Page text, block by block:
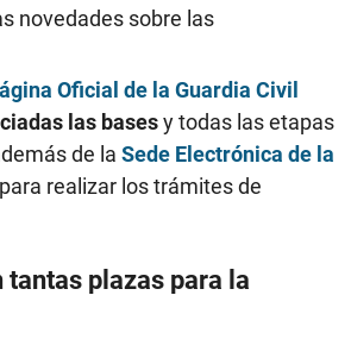
novedades sobre las
Oficial de la Guardia Civil
las basesy todas las etapas
de la Sede Electrónica de la
para realizar los trámites de
tantas plazas para la